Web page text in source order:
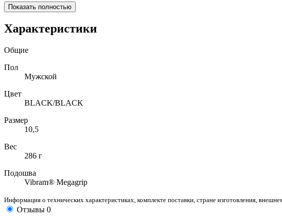
Показать полностью
Характеристики
Общие
Пол
Мужской
Цвет
BLACK/BLACK
Размер
10,5
Вес
286 г
Подошва
Vibram® Megagrip
Информация о технических характеристиках, комплекте поставки, стране изготовления,
Отзывы 0